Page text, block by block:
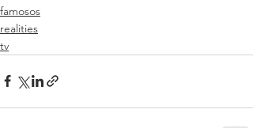
famosos
realities
tv